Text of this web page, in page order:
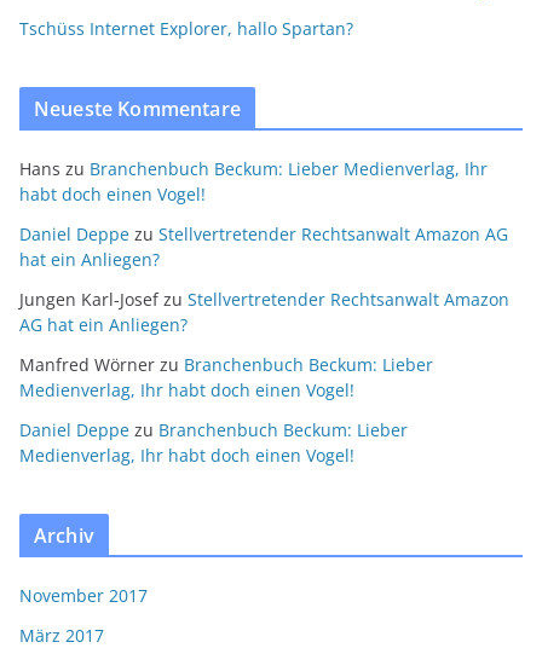
Tschüss Internet Explorer, hallo Spartan?
Neueste Kommentare
Hans zu Branchenbuch Beckum: Lieber Medienverlag, Ihr
habt doch einen Vogel!
Daniel Deppe zu Stellvertretender Rechtsanwalt Amazon AG
hat ein Anliegen?
Jungen Karl-Josefzu Stellvertretender Rechtsanwalt Amazon
AG hat ein Anliegen?
Manfred Wörner zu Branchenbuch Beckum: Lieber
Medienverlag, Ihr habt doch einen Vogel!
Daniel Deppe zu Branchenbuch Beckum: Lieber
Medienverlag, Ihr habt doch einen Vogel!
Archiv
November 2017
März 2017